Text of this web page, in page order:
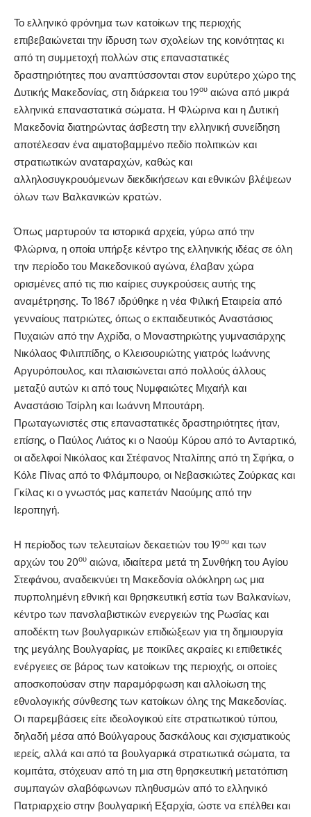
Το ελληνικό φρόνημα των κατοίκων της περιοχής
επιβεβαιώνεται την ίδρυση των σχολείων της κοινότητας κι
από τη συμμετοχή πολλών στις επαναστατικές
δραστηριότητες που αναπτύσσονται στον ευρύτερο χώρο της
Δυτικής Μακεδονίας, στη διάρκεια του 19ου αιώνα από μικρά
ελληνικά επαναστατικά σώματα. Η Φλώρινα και η Δυτική
Μακεδονία διατηρώντας άσβεστη την ελληνική συνείδηση
αποτέλεσαν ένα αιματοβαμμένο πεδίο πολιτικών και
στρατιωτικών αναταραχών, καθώς και
αλληλοσυγκρουόμενων διεκδικήσεων και εθνικών βλέψεων
όλων των Βαλκανικών κρατών.
Όπως μαρτυρούν τα ιστορικά αρχεία, γύρω από την
Φλώρινα, η οποία υπήρξε κέντρο της ελληνικής ιδέας σε όλη
την περίοδο του Μακεδονικού αγώνα, έλαβαν χώρα
ορισμένες από τις πιο καίριες συγκρούσεις αυτής της
αναμέτρησης. Το 1867 ιδρύθηκε η νέα Φιλική Εταιρεία από
γενναίους πατριώτες, όπως ο εκπαιδευτικός Αναστάσιος
Πυχαιών από την Αχρίδα, ο Μοναστηριώτης γυμνασιάρχης
Νικόλαος Φιλιππίδης, ο Κλεισουριώτης γιατρός Ιωάννης
Αργυρόπουλος, και πλαισιώνεται από πολλούς άλλους
μεταξύ αυτών κι από τους Νυμφαιώτες Μιχαήλ και
Αναστάσιο Τσίρλη και Ιωάννη Μπουτάρη.
Πρωταγωνιστές στις επαναστατικές δραστηριότητες ήταν,
επίσης, ο Παύλος Λιάτος κι ο Ναούμ Κύρου από το Ανταρτικό,
οι αδελφοί Νικόλαος και Στέφανος Νταλίπης από τη Σφήκα, ο
Κόλε Πίνας από το Φλάμπουρο, οι Νεβασκιώτες Ζούρκας και
Γκίλας κι ο γνωστός μας καπετάν Ναούμης από την
Ιεροπηγή.
Η περίοδος των τελευταίων δεκαετιών του 19ου και των
αρχών του 20ου αιώνα, ιδιαίτερα μετά τη Συνθήκη του Αγίου
Στεφάνου, αναδεικνύει τη Μακεδονία ολόκληρη ως μια
πυρπολημένη εθνική και θρησκευτική εστία των Βαλκανίων,
κέντρο των πανσλαβιστικών ενεργειών της Ρωσίας και
αποδέκτη των βουλγαρικών επιδιώξεων για τη δημιουργία
της μεγάλης Βουλγαρίας, με ποικίλες ακραίες κι επιθετικές
ενέργειες σε βάρος των κατοίκων της περιοχής, οι οποίες
αποσκοπούσαν στην παραμόρφωση και αλλοίωση της
εθνολογικής σύνθεσης των κατοίκων όλης της Μακεδονίας.
Οι παρεμβάσεις είτε ιδεολογικού είτε στρατιωτικού τύπου,
δηλαδή μέσα από Βούλγαρους δασκάλους και σχισματικούς
ιερείς, αλλά και από τα βουλγαρικά στρατιωτικά σώματα, τα
κομιτάτα, στόχευαν από τη μια στη θρησκευτική μετατόπιση
συμπαγών σλαβόφωνων πληθυσμών από το ελληνικό
Πατριαρχείο στην βουλγαρική Εξαρχία, ώστε να επέλθει και